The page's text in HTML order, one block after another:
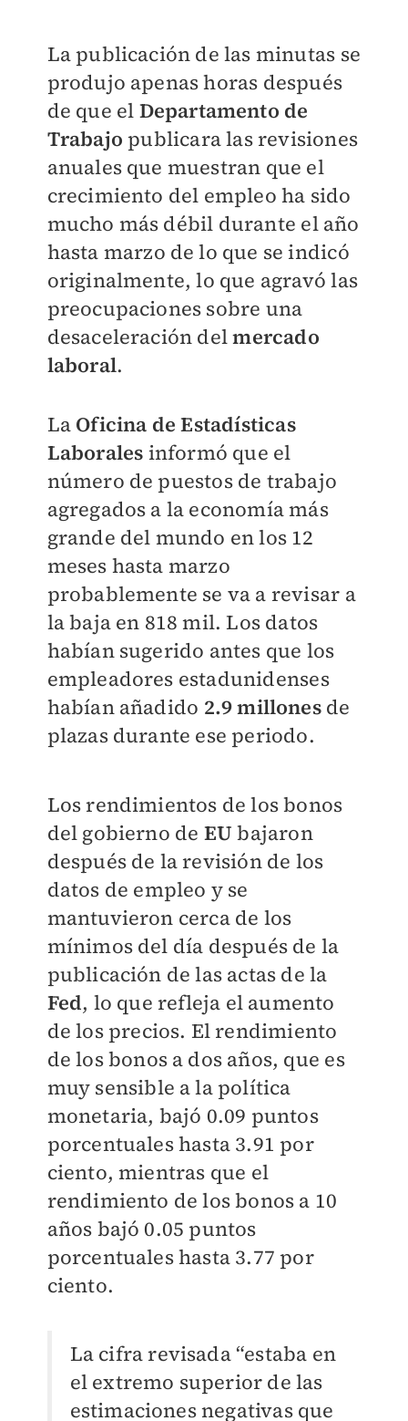
La publicación de las minutas se
produjo apenas horas después
de que el Departamento de
Trabajo publicara las revisiones
anuales que muestran que el
crecimiento del empleo ha sido
mucho más débil durante el año
hasta marzo de lo que se indicó
originalmente, lo que agravó las
preocupaciones sobre una
desaceleración delmercado
laboral.
La Oficina de Estadísticas
Laborales informó que el
número de puestos de trabajo
agregados a la economía más
grande del mundo en los 12
meses hasta marzo
probablemente se va a revisar a
la baja en 818 mil. Los datos
habían sugerido antes que los
empleadores estadunidenses
habían añadido 2.9 millonesde
plazas durante ese periodo.
Los rendimientos de los bonos
del gobierno de EUbajaron
después de la revisión de los
datos de empleo y se
mantuvieron cerca de los
mínimos del día después de la
publicación de las actas de la
Fed, lo que refleja el aumento
de los precios. El rendimiento
de los bonos a dos años, que es
muy sensible a la política
monetaria, bajó 0.09 puntos
porcentuales hasta 3.91 por
ciento, mientras que el
rendimiento de los bonos a 10
años bajó 0.05 puntos
porcentuales hasta 3.77 por
ciento.
La cifra revisada “estaba en
el extremo superior de las
estimaciones negativas que